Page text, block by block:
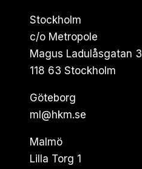
Stockholm
c/o Metropole
Magus Ladulåsgatan 3
118 63 Stockholm
Göteborg
ml@hkm.se
Malmö
Lilla Torg 1